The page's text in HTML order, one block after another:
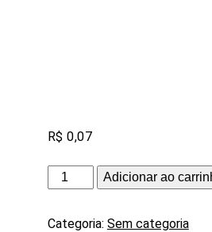
R$ 0,07
teste
quantidade
Adicionar ao
Categoria: Sem categoria